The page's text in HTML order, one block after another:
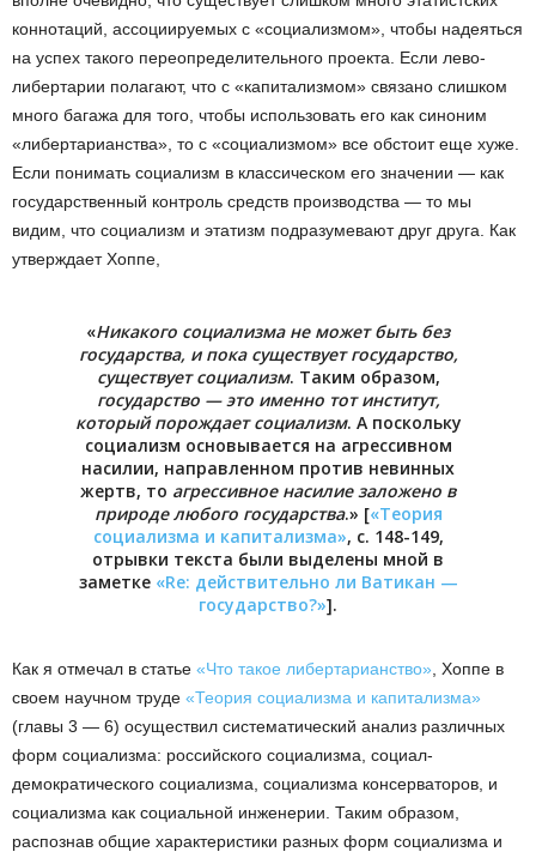
коннотаций, ассоциируемых с «социализмом», чтобы надеяться
на успех такого переопределительного проекта. Если лево-
либертарии полагают, что с «капитализмом» связано слишком
много багажа для того, чтобы использовать его как синоним
«либертарианства», то с «социализмом» все обстоит еще хуже.
Если понимать социализм в классическом его значении — как
государственный контроль средств производства — то мы
видим, что социализм и этатизм подразумевают друг друга. Как
утверждает Хоппе,
«Никакого социализма не может быть без
государства, и пока существует государство,
существует социализм. Таким образом,
государство — это именно тот институт,
который порождает социализм. А поскольку
социализм основывается на агрессивном
насилии, направленном против невинных
жертв, то агрессивное насилие заложено в
природе любого государства.» [«Теория
социализма и капитализма», с. 148-149,
отрывки текста были выделены мной в
заметке «Re: действительно ли Ватикан —
государство?»].
Как я отмечал в статье «Что такое либертарианство» , Хоппе в
своем научном труде «Теория социализма и капитализма»
(главы 3 — 6) осуществил систематический анализ различных
форм социализма: российского социализма, социал-
демократического социализма, социализма консерваторов, и
социализма как социальной инженерии. Таким образом,
распознав общие характеристики разных форм социализма и